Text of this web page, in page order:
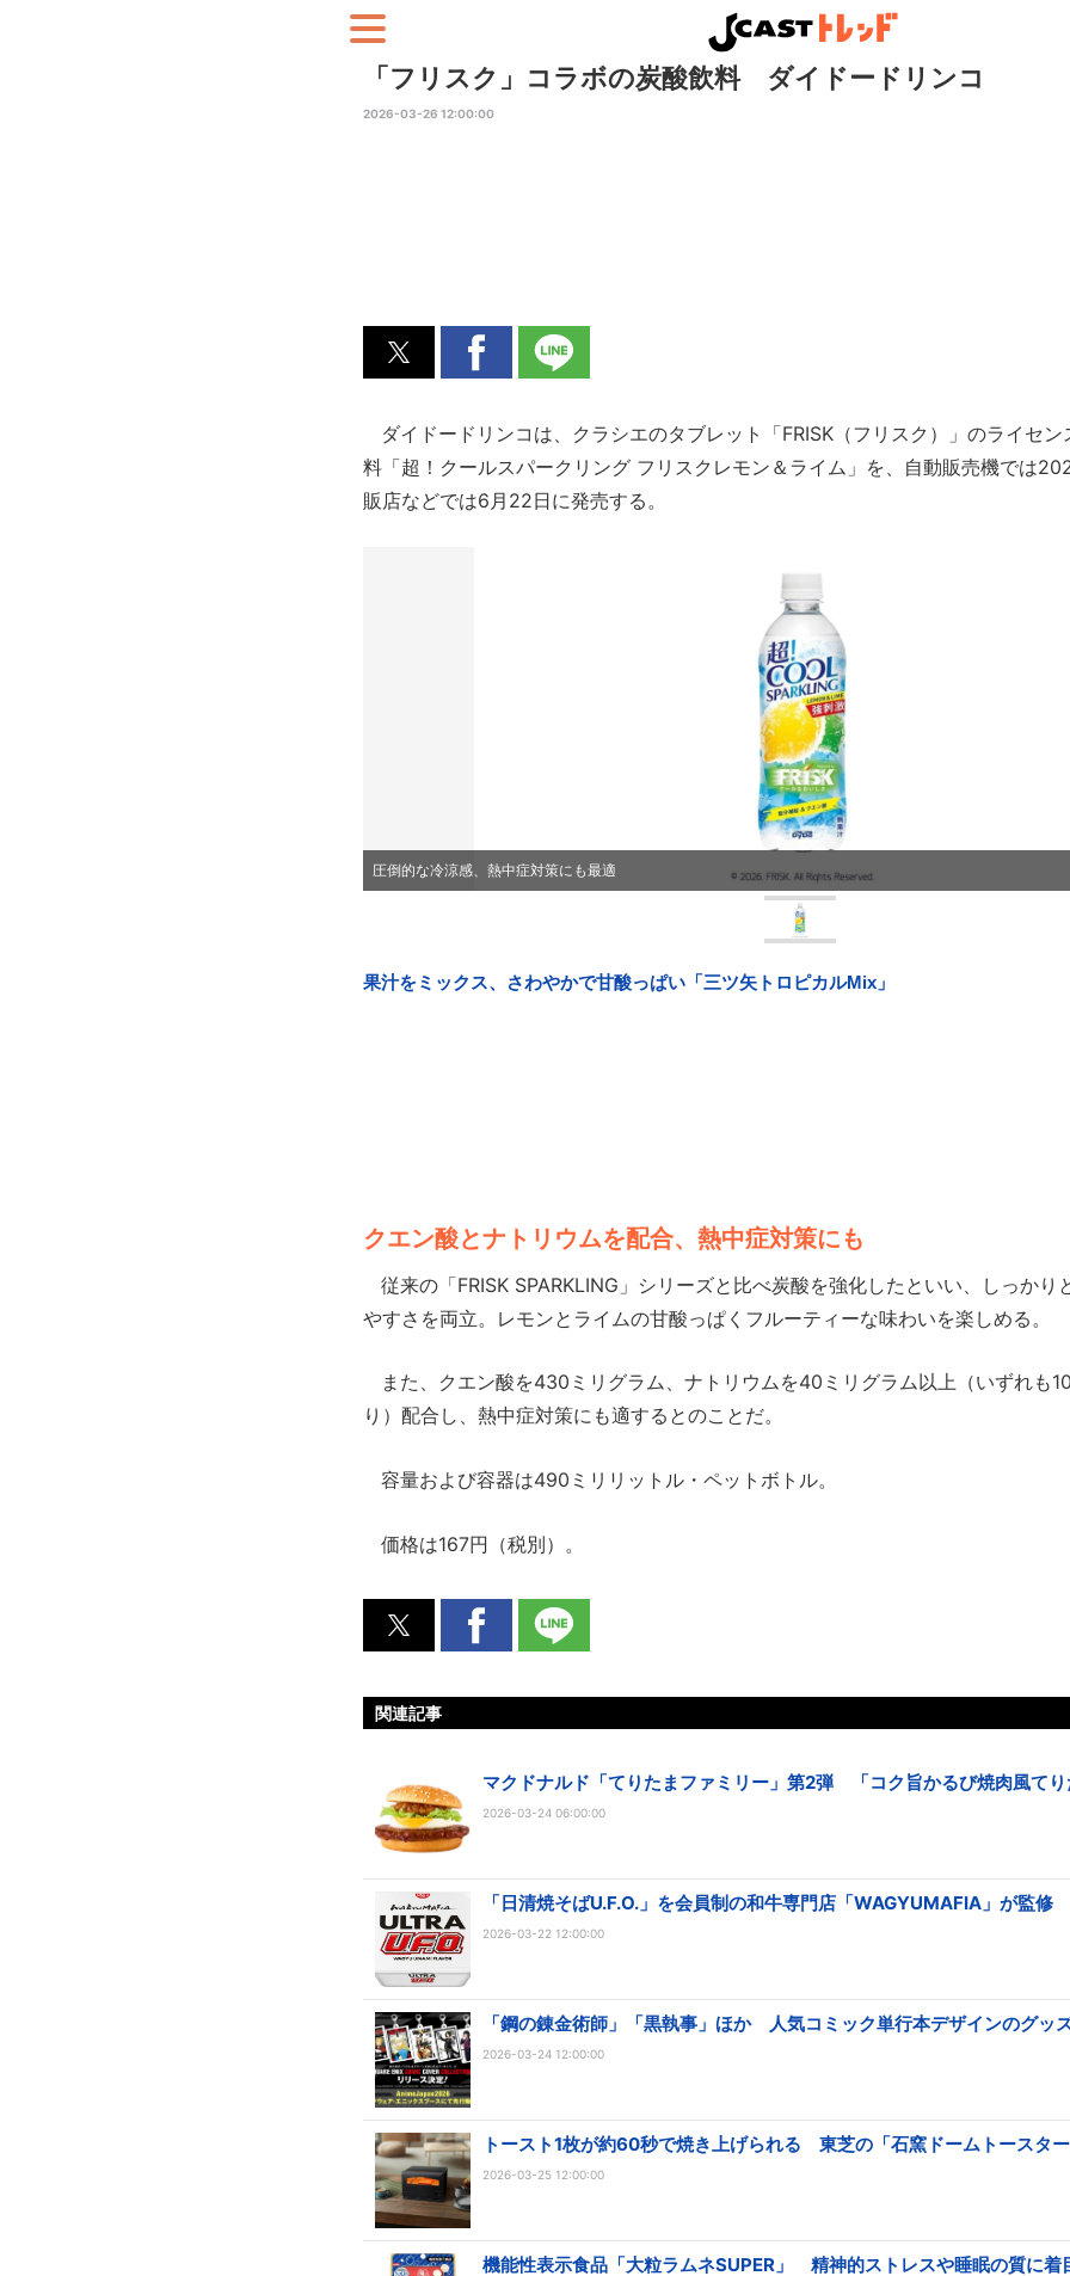
「フリスク」コラボの炭酸飲料 ダイドードリンコ
2026-03-26 12:00:00
ダイドードリンコは、クラシエのタブレット「FRISK（フリスク）」のライセン
料「超！クールスパークリング フリスクレモン＆ライム」を、自動販売機では
販店などでは6月22日に発売する。
圧倒的な冷涼感、熱中症対策にも最適
クエン酸とナトリウムを配合、熱中症対策にも
従来の「FRISK SPARKLING」シリーズと比べ炭酸を強化したといい、しっかり
やすさを両立。レモンとライムの甘酸っぱくフルーティーな味わいを楽しめる。
また、クエン酸を430ミリグラム、ナトリウムを40ミリグラム以上（いずれも
り）配合し、熱中症対策にも適するとのことだ。
容量および容器は490ミリリットル・ペットボトル。
価格は167円（税別）。
関連記事
マクドナルド「てりたまファミリー」第2弾 「コク旨かるび焼肉風てり
2026-03-24 06:00:00
「日清焼そばU.F.O.」を会員制の和牛専門店「WAGYUMAFIA」が監修
2026-03-22 12:00:00
「鋼の錬金術師」「黒執事」ほか 人気コミック単行本デザインのグッ
2026-03-24 12:00:00
トースト1枚が約60秒で焼き上げられる 東芝の「石窯ドームトースター
2026-03-25 12:00:00
機能性表示食品「大粒ラムネSUPER」 精神的ストレスや睡眠の質に着